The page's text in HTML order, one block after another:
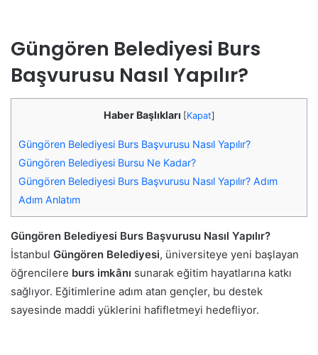
Güngören Belediyesi Burs
Başvurusu Nasıl Yapılır?
Haber Başlıkları [Kapat]
Güngören Belediyesi Burs Başvurusu Nasıl Yapılır?
Güngören Belediyesi Bursu Ne Kadar?
Güngören Belediyesi Burs Başvurusu Nasıl Yapılır? Adım
Adım Anlatım
Güngören Belediyesi Burs Başvurusu Nasıl Yapılır?
İstanbul Güngören Belediyesi, üniversiteye yeni başlayan
öğrencilere burs imkânı sunarak eğitim hayatlarına katkı
sağlıyor. Eğitimlerine adım atan gençler, bu destek
sayesinde maddi yüklerini hafifletmeyi hedefliyor.